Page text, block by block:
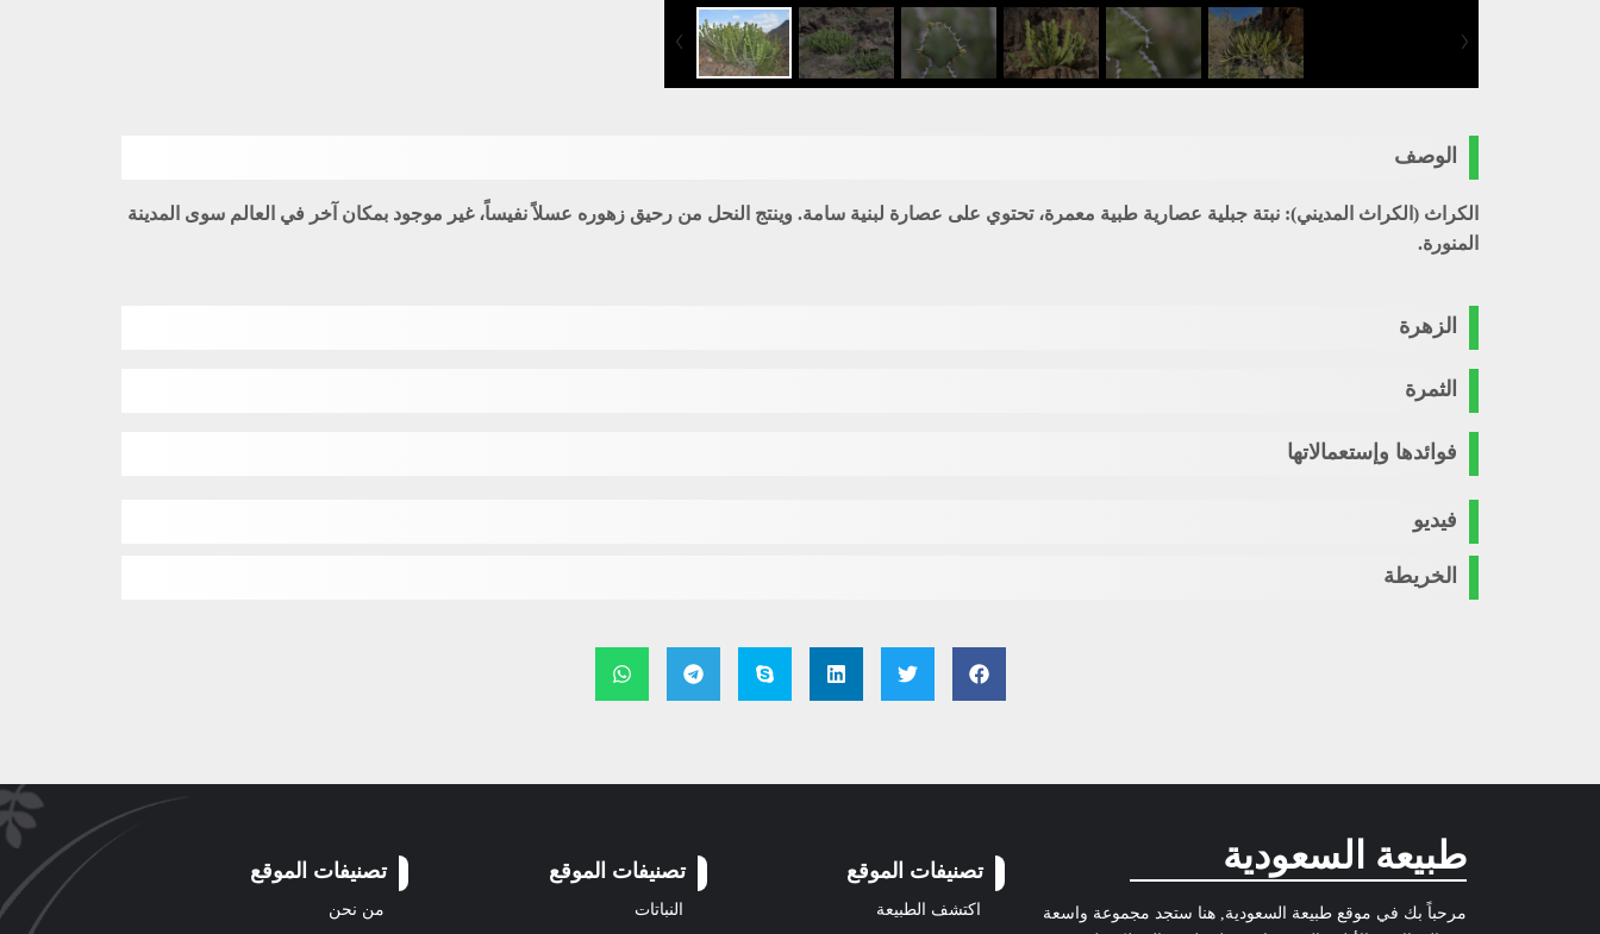
الوصف
الكراث (الكراث المديني): نبتة جبلية عصارية طبية معمرة، تحتوي على عصارة لبنية سامة. وينتج النحل من رحيق زهوره عسلاً نفيساً، غير موجود بمكان آخر في العالم سوى المدينة
المنورة.
الزهرة
الثمرة
فوائدها وإستعمالاتها
فيديو
الخريطة
طبيعة السعودية
مرحباً بك في موقع طبيعة السعودية, هنا ستجد مجموعة واسعة
تصنيفات الموقع
اكتشف الطبيعة
تصنيفات الموقع
النباتات
تصنيفات الموقع
من نحن